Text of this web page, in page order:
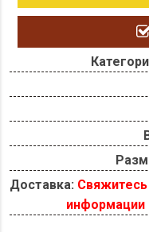
Доставка:
информации